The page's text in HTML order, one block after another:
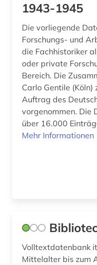
1943-1945
Die vorliegende
Forschungs- und
die Fachhistoriker
oder private
Bereich. Die
Carlo Gentile
Auftrag des
vorgenommen. Die
über 16.000
Mehr Informationen
Volltextdatenbank
Mittelalter bis zum